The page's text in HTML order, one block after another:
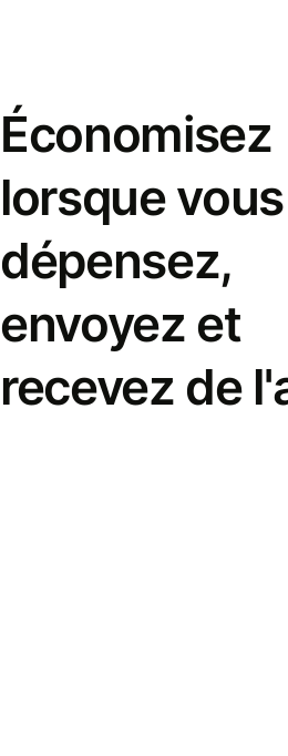
Économisez
lorsque vous
dépensez,
envoyez et
recevez de